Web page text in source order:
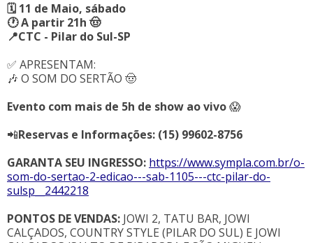
🗓 11 de Maio, sábado
🕐 A partir 21h 🤠
📍CTC - Pilar do Sul-SP
✅ APRESENTAM:
🎶 O SOM DO SERTÃO 🤠
Evento com mais de 5h de show ao vivo😱
📲Reservas e Informações: (15) 99602-8756
GARANTA SEU INGRESSO: https://www.sympla.com.br/o-
som-do-sertao-2-edicao---sab-1105---ctc-pilar-do-
sulsp__2442218
PONTOS DE VENDAS: JOWI 2, TATU BAR, JOWI
CALÇADOS, COUNTRY STYLE (PILAR DO SUL) E JOWI